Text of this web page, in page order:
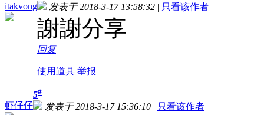
itakvong
发表于 2018-3-17 13:58:32 | 只看该作者
謝謝分享
回复
使用道具 举报
虾仔仔
5#
发表于 2018-3-17 15:36:10 | 只看该作者